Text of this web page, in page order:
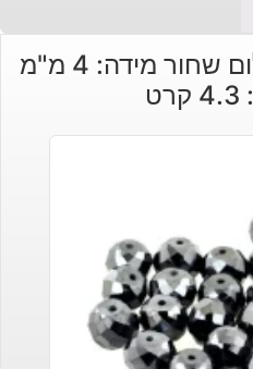
10 יחידות חרוזי יהלום שחור מידה: 4 מ"מ